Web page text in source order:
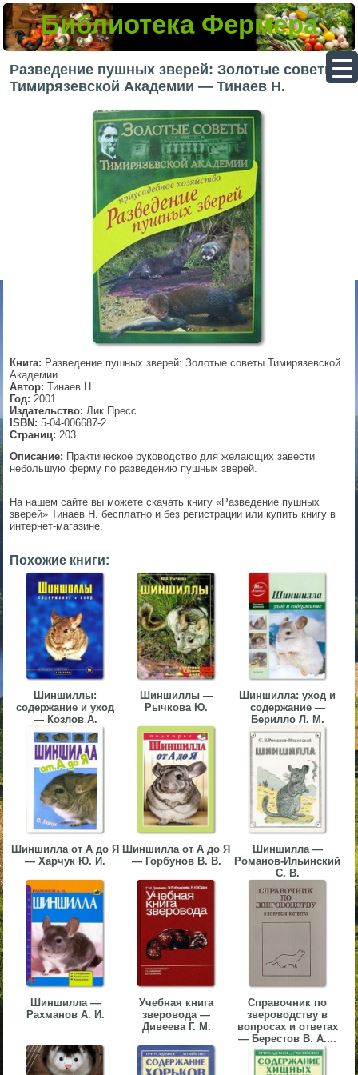
Библиотека Фермера
Разведение пушных зверей: Золотые советы
Тимирязевской Академии — Тинаев Н.
Книга: Разведение пушных зверей: Золотые советы Тимирязевской
Академии
Автор: Тинаев Н.
Год: 2001
Издательство: Лик Пресс
ISBN: 5-04-006687-2
Страниц: 203
Описание: Практическое руководство для желающих завести
небольшую ферму по разведению пушных зверей.
На нашем сайте вы можете скачать книгу «Разведение пушных
зверей» Тинаев Н. бесплатно и без регистрации или купить книгу в
интернет-магазине.
Похожие книги:
Шиншиллы:
содержание и уход
— Козлов А.
Шиншиллы —
Рычкова Ю.
Шиншилла: уход и
содержание —
Берилло Л. М.
Шиншилла от А до Я
— Харчук Ю. И.
Шиншилла от А до Я
— Горбунов В. В.
Шиншилла —
Романов-Ильинский
С. В.
Шиншилла —
Рахманов А. И.
Учебная книга
зверовода —
Дивеева Г. М.
Справочник по
звероводству в
вопросах и ответах
— Берестов В. А....
▼
▼
▼
▼
▼
▼
▼